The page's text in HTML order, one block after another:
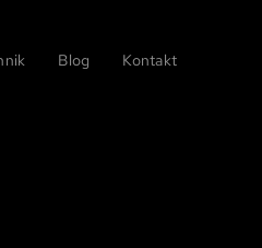
Blog Kontakt